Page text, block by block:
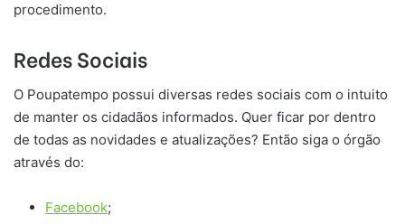
procedimento.
Redes Sociais
O Poupatempo possui diversas redes sociais com o intuito
de manter os cidadãos informados. Quer ficar por dentro
de todas as novidades e atualizações? Então siga o órgão
através do:
Facebook;